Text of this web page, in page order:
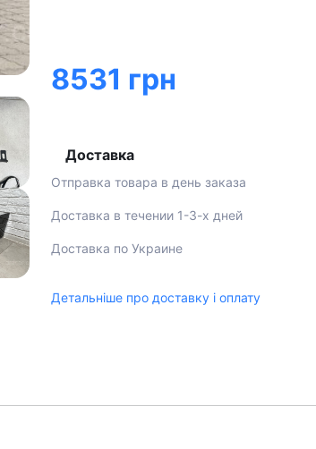
8531 грн
Доставка
Отправка товара в день заказа
Доставка в течении 1-3-х дней
Доставка по Украине
Детальніше про доставку і оплату